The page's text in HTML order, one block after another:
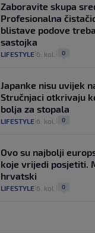
Zaboravite skupa
Profesionalna
blistave podove
sastojka
LIFESTYLE 6. kol. 0
Japanke nisu uvijek
Stručnjaci otkrivaju
bolja za stopala
LIFESTYLE 6. kol. 0
Ovo su najbolji
koje vrijedi posjetiti.
hrvatski
LIFESTYLE 6. kol. 0